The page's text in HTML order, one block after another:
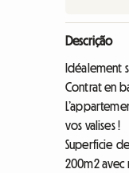
Descrição
Idéalement
Contrat en
vos valises !
Superficie
200m2